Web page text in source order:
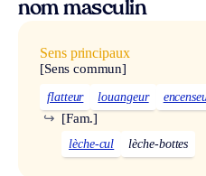
nom masculin
Sens principaux
[Sens commun]
flatteur louangeur
[Fam.]
↪
lèche-cul lèche-bottes